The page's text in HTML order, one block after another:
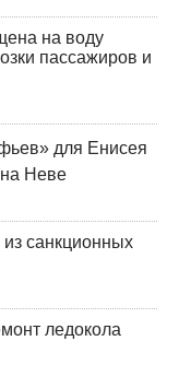
на воду
пассажиров и
для Енисея
Неве
санкционных
ледокола